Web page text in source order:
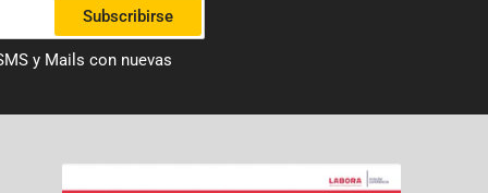
Subscribirse
y Mails con nuevas